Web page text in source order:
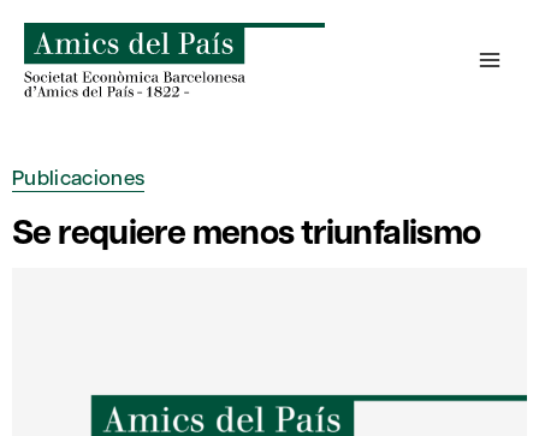
contenido
Publicaciones
Se requiere menos triunfalismo